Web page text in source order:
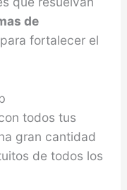
de
fortalecer el
todos tus
gran cantidad
de todos los